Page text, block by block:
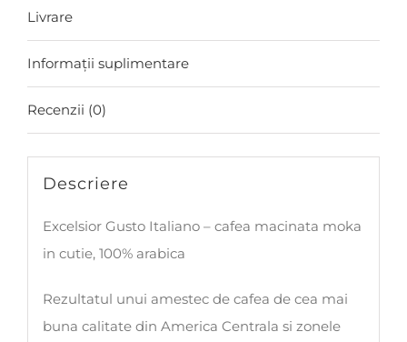
Livrare
Informații suplimentare
Recenzii (0)
Descriere
Excelsior Gusto Italiano – cafea macinata moka
in cutie, 100% arabica
Rezultatul unui amestec de cafea de cea mai
buna calitate din America Centrala si zonele